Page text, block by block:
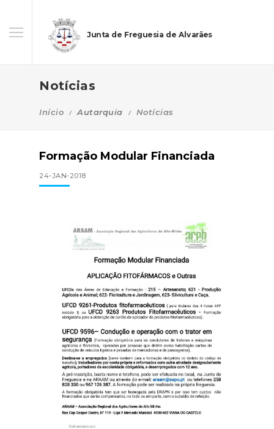
Junta de Freguesia de Alvarães
Notícias
Início Autarquia Notícias
Formação Modular Financiada
24-JAN-2018